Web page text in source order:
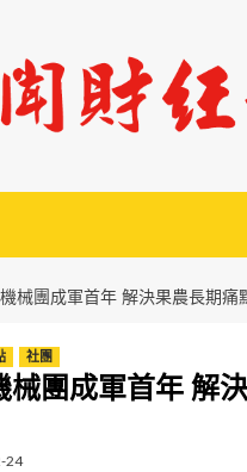
械團成軍首年 解決果農長期痛
社團
械團成軍首年 解
24